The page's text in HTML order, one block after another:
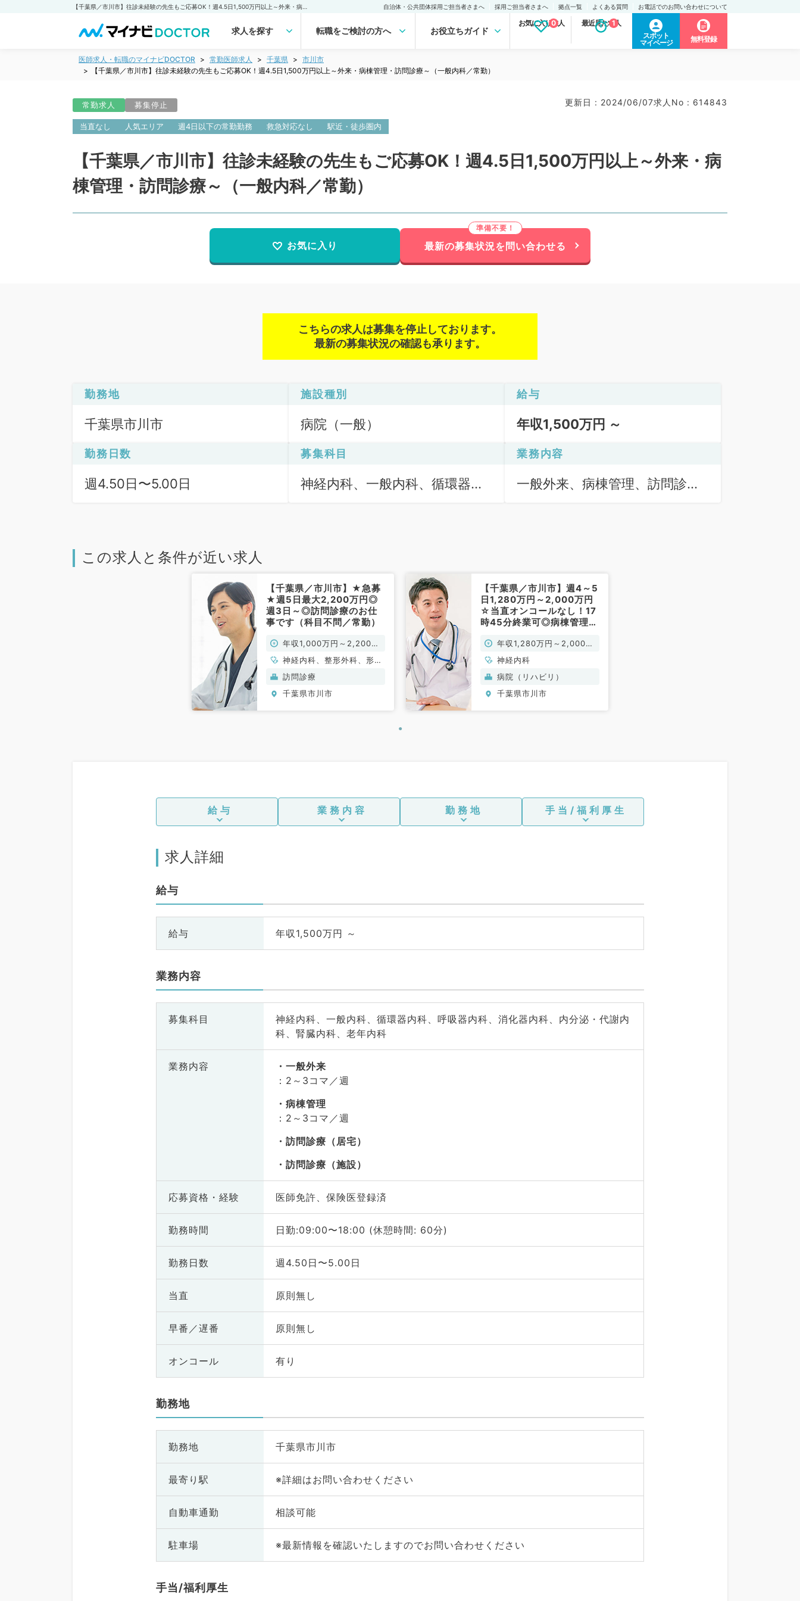
自治体・公共団体採用ご担当者さまへ 採用ご担当者さまへ 拠点一覧 よくある質問 お電話でのお問い合わせについて
求人を探す 転職をご検討の方へ お役立ちガイド
お気に入り求人
0 最近見た求人
1
スポット
マイページ
無料登録
医師求人・転職のマイナビDOCTOR 常勤医師求人 千葉県
市川市
【千葉県／市川市】往診未経験の先生もご応募OK！週4.5日1,500万円以上～外来・病棟管理・訪問診療～（一般内科／常勤）
常勤求人 募集停止 更新日 : 2024/06/07求人No : 614843
当直なし 人気エリア 週4日以下の常勤勤務 救急対応なし 駅近・徒歩圏内
【千葉県／市川市】往診未経験の先生もご応募OK！週4.5日1,500万円以上～外来・病
棟管理・訪問診療～（一般内科／常勤）
お気に入り 最新の募集状況を問い合わせる
こちらの求人は募集を停止しております。
最新の募集状況の確認も承ります。
勤務地
千葉県市川市
施設種別
病院（一般）
給与
年収1,500万円 ～
勤務日数
週4.50日〜5.00日
募集科目
神経内科、一般内科、循環器内
業務内容
一般外来、病棟管理、訪問診療
この求人と条件が近い求人
【千葉県／市川市】★急募
★週5日最大2,200万円◎
週3日～◎訪問診療のお仕
事です（科目不問／常勤）
年収1,000万円～2,200万
円
神経内科、整形外科、形成
外科、脳神経外科、呼吸器
外科、心臓血管外科、泌尿
器科、一般内科、循環器内
訪問診療
千葉県市川市
【千葉県／市川市】週4～5
日1,280万円～2,000万円
☆当直オンコールなし！17
時45分終業可◎病棟管理、
経内科／常勤）
年収1,280万円～2,000万
円
神経内科
病院（リハビリ）
千葉県市川市
給与 業務内容 勤務地 手当/福利厚生
求人詳細
給与
給与 年収1,500万円 ～
業務内容
募集科目
神経内科、一般内科、循環器内科、呼吸器内科、消化器内科、内分泌・代謝内
科、腎臓内科、老年内科
業務内容
一般外来
：2～3コマ／週
病棟管理
：2～3コマ／週
訪問診療（居宅）
訪問診療（施設）
応募資格・ 経験 医師免許、保険医登録済
勤務時間 日勤:09:00〜18:00 (休憩時間: 60分)
勤務日数 週4.50日〜5.00日
当直 原則無し
早番／遅番 原則無し
オンコール 有り
勤務地
勤務地 千葉県市川市
最寄り駅 ※詳細はお問い合わせください
自動車通勤 相談可能
駐車場 ※最新情報を確認いたしますのでお問い合わせください
手当/福利厚生